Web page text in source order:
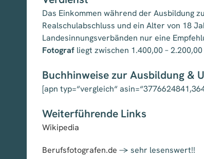
Das Einkommen während der Ausbildung
Realschulabschluss und ein Alter von 18
Landesinnungsverbänden nur eine
Fotograf liegt zwischen 1.400,00 –
Buchhinweise zur Ausbildung &
[apn typ=“vergleich“
Weiterführende Links
Wikipedia
Berufsfotografen.de -> sehr lesenswert!!